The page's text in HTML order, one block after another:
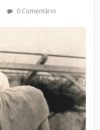
0 Comentário